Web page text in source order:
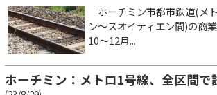
ホーチミン市都市鉄道(メ
ン～スオイティエン間)の商
10～12月...
ホーチミン：メトロ1号線、全区間で